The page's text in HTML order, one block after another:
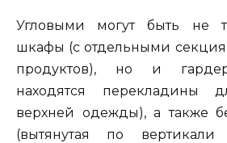
Угловыми могут быть не
шкафы (с отдельными
продуктов), но и
находятся перекладины
верхней одежды), а также
(вытянутая по